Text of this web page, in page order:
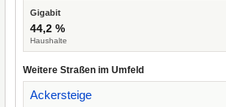
Gigabit
44,2 %
Haushalte
Weitere Straßen im Umfeld
Ackersteige